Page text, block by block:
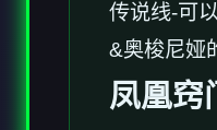
传说线-可
&奥梭尼娅
凤凰窍